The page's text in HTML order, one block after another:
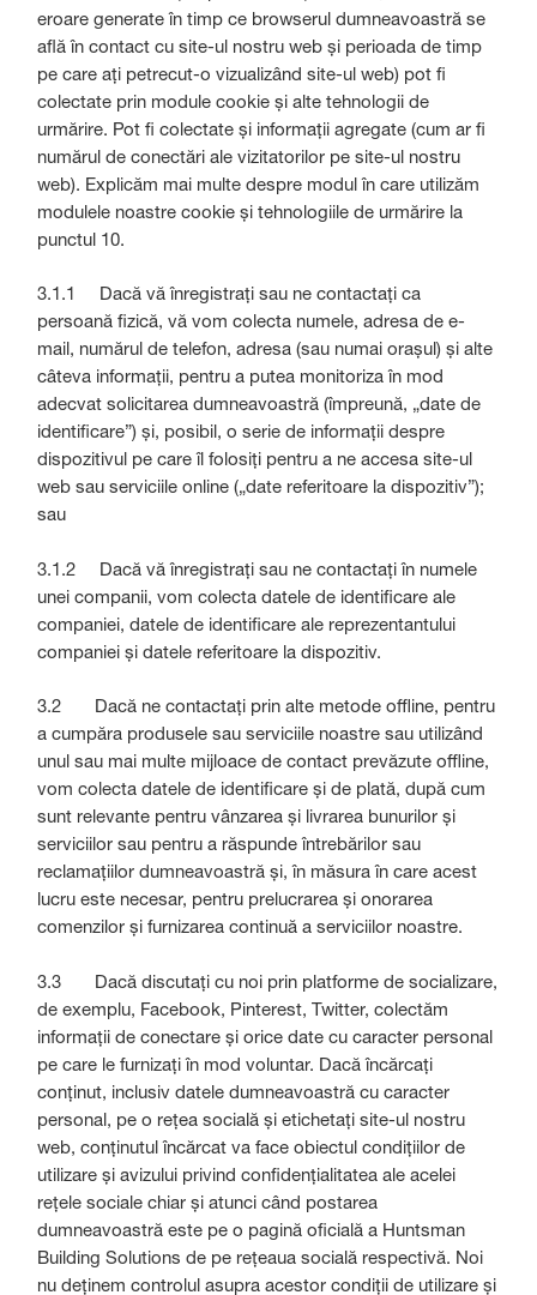
eroare generate în timp ce browserul dumneavoastră se
află în contact cu site-ul nostru web și perioada de timp
pe care ați petrecut-o vizualizând site-ul web) pot fi
colectate prin module cookie și alte tehnologii de
urmărire. Pot fi colectate și informații agregate (cum ar fi
numărul de conectări ale vizitatorilor pe site-ul nostru
web). Explicăm mai multe despre modul în care utilizăm
modulele noastre cookie și tehnologiile de urmărire la
punctul 10.
3.1.1 Dacă vă înregistrați sau ne contactați ca
persoană fizică, vă vom colecta numele, adresa de e-
mail, numărul de telefon, adresa (sau numai orașul) și alte
câteva informații, pentru a putea monitoriza în mod
adecvat solicitarea dumneavoastră (împreună, „date de
identificare”) și, posibil, o serie de informații despre
dispozitivul pe care îl folosiți pentru a ne accesa site-ul
web sau serviciile online („date referitoare la dispozitiv”);
sau
3.1.2 Dacă vă înregistrați sau ne contactați în numele
unei companii, vom colecta datele de identificare ale
companiei, datele de identificare ale reprezentantului
companiei și datele referitoare la dispozitiv.
3.2 Dacă ne contactați prin alte metode offline, pentru
a cumpăra produsele sau serviciile noastre sau utilizând
unul sau mai multe mijloace de contact prevăzute offline,
vom colecta datele de identificare și de plată, după cum
sunt relevante pentru vânzarea și livrarea bunurilor și
serviciilor sau pentru a răspunde întrebărilor sau
reclamațiilor dumneavoastră și, în măsura în care acest
lucru este necesar, pentru prelucrarea și onorarea
comenzilor și furnizarea continuă a serviciilor noastre.
3.3 Dacă discutați cu noi prin platforme de socializare,
de exemplu, Facebook, Pinterest, Twitter, colectăm
informații de conectare și orice date cu caracter personal
pe care le furnizați în mod voluntar. Dacă încărcați
conținut, inclusiv datele dumneavoastră cu caracter
personal, pe o rețea socială și etichetați site-ul nostru
web, conținutul încărcat va face obiectul condițiilor de
utilizare și avizului privind confidențialitatea ale acelei
rețele sociale chiar și atunci când postarea
dumneavoastră este pe o pagină oficială a Huntsman
Building Solutions de pe rețeaua socială respectivă. Noi
nu deținem controlul asupra acestor condiții de utilizare și